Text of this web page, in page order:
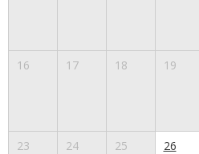
16 17 18 19
23 24 25 26